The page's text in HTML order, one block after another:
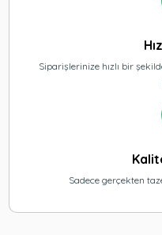
Siparişlerinize hızlı bir
Sadece gerçekten